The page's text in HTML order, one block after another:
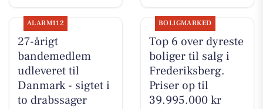
ALARM112
27-årigt
bandemedlem
udleveret til
Danmark - sigtet i
to drabssager
BOLIGMARKED
Top 6 over dyreste
boliger til salg i
Frederiksberg.
Priser op til
39.995.000 kr